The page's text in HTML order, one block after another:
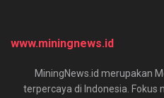
www.miningnews.id
MiningNews.id merupakan
terpercaya di Indonesia. Fokus